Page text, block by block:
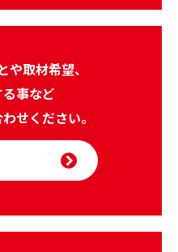
や取材希望、
事など
せください。